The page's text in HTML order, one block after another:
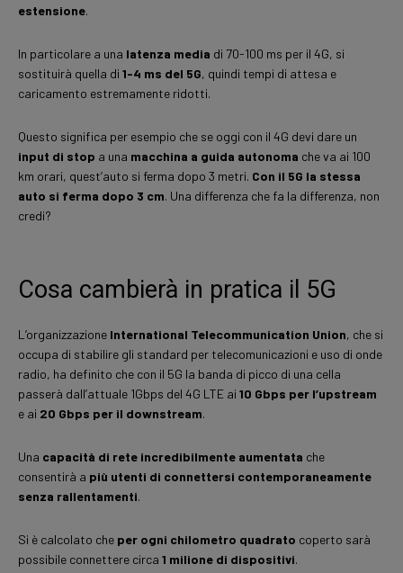
estensione.
In particolare a una latenza media di 70-100 ms per il 4G, si
sostituirà quella di 1-4 ms del 5G, quindi tempi di attesa e
caricamento estremamente ridotti.
Questo significa per esempio che se oggi con il 4G devi dare un
input di stop a una macchina a guida autonoma che va ai 100
km orari, quest’auto si ferma dopo 3 metri. Con il 5G la stessa
auto si ferma dopo 3 cm. Una differenza che fa la differenza, non
credi?
Cosa cambierà in pratica il 5G
L’organizzazione International Telecommunication Union, che si
occupa di stabilire gli standard per telecomunicazioni e uso di onde
radio, ha definito che con il 5G la banda di picco di una cella
passerà dall’attuale 1Gbps del 4G LTE ai 10 Gbps per l’upstream
e ai 20 Gbps per il downstream.
Una capacità di rete incredibilmente aumentata che
consentirà a più utenti di connettersi contemporaneamente
senza rallentamenti.
Si è calcolato che per ogni chilometro quadrato coperto sarà
possibile connettere circa 1 milione di dispositivi.